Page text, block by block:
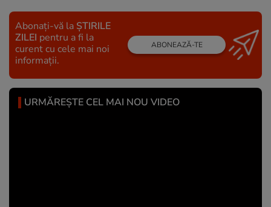
Abonați-vă la ȘTIRILE
ZILEI pentru a fi la
curent cu cele mai noi
informații.
ABONEAZĂ-TE
URMĂREȘTE CEL MAI NOU VIDEO